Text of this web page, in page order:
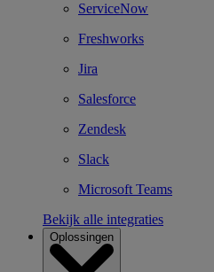
ServiceNow
Freshworks
Jira
Salesforce
Zendesk
Slack
Microsoft Teams
Bekijk alle integraties
Oplossingen